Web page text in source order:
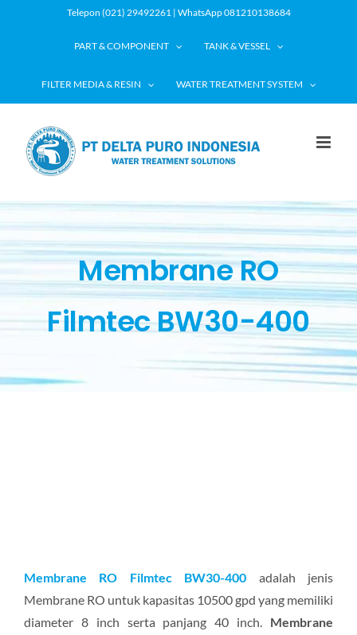
Telepon (021) 29492261 | WhatsApp 081210138684
PART & COMPONENT TANK & VESSEL
FILTER MEDIA & RESIN WATER TREATMENT SYSTEM
Membrane RO
Filmtec BW30-400
Membrane RO Filmtec BW30-400 adalah jenis
Membrane RO untuk kapasitas 10500 gpd yang memiliki
diameter 8 inch serta panjang 40 inch. Membrane